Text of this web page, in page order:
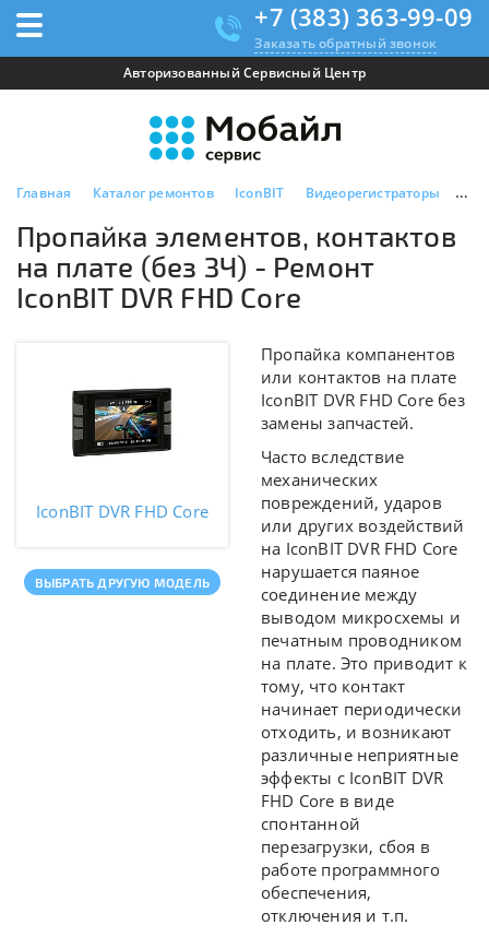
+7 (383) 363-99-09
Заказать обратный звонок
Авторизованный Сервисный Центр
Главная Каталог ремонтов IconBIT Видеорегистраторы
Пропайка элементов, контактов
на плате (без ЗЧ) - Ремонт
IconBIT DVR FHD Core
IconBIT DVR FHD Core
ВЫБРАТЬ ДРУГУЮ МОДЕЛЬ
Пропайка компанентов
или контактов на плате
IconBIT DVR FHD Core без
замены запчастей.
Часто вследствие
механических
повреждений, ударов
или других воздействий
на IconBIT DVR FHD Core
нарушается паяное
соединение между
выводом микросхемы и
печатным проводником
на плате. Это приводит к
тому, что контакт
начинает периодически
отходить, и возникают
различные неприятные
эффекты с IconBIT DVR
FHD Core в виде
спонтанной
перезагрузки, сбоя в
работе программного
обеспечения,
отключения и т.п.